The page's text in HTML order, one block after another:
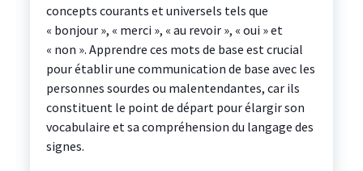
concepts courants et universels tels que
« bonjour », « merci », « au revoir », « oui » et
« non ». Apprendre ces mots de base est crucial
pour établir une communication de base avec les
personnes sourdes ou malentendantes, car ils
constituent le point de départ pour élargir son
vocabulaire et sa compréhension du langage des
signes.